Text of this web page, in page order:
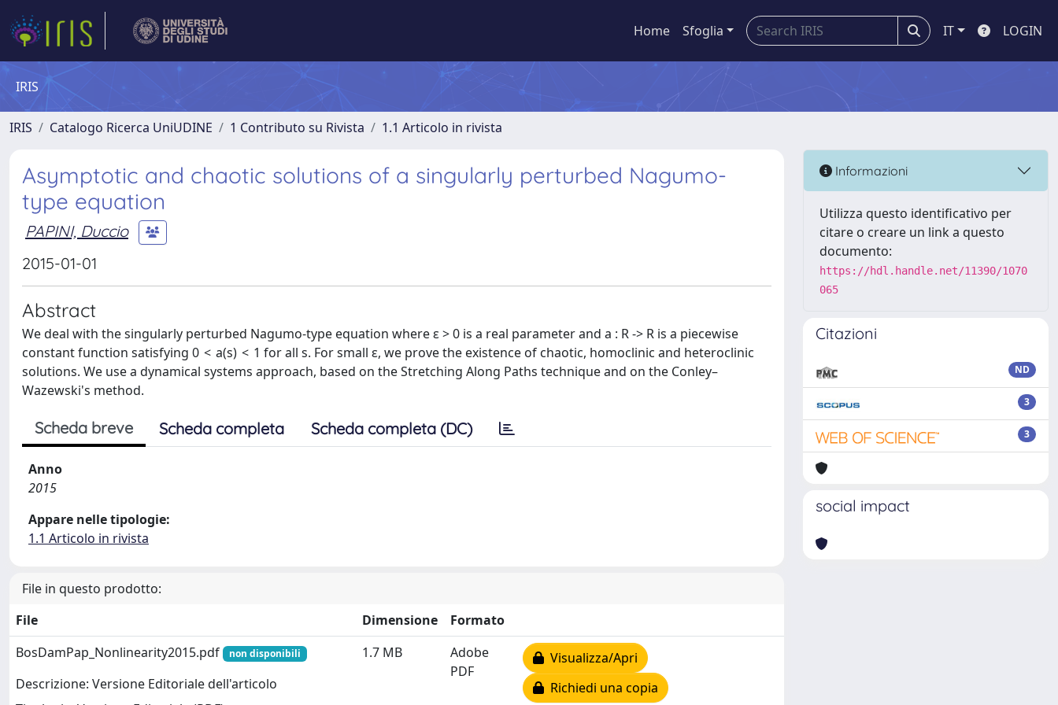
Home Sfoglia IT LOGIN
IRIS
IRIS Catalogo Ricerca UniUDINE 1 Contributo su Rivista 1.1 Articolo in rivista
Asymptotic and chaotic solutions of a singularly perturbed Nagumo-
type equation
PAPINI, Duccio
2015-01-01
Abstract
We deal with the singularly perturbed Nagumo-type equation where ε > 0 is a real parameter and a : R -> R is a piecewise
constant function satisfying 0 < a(s) < 1 for all s. For small ε, we prove the existence of chaotic, homoclinic and heteroclinic
solutions. We use a dynamical systems approach, based on the Stretching Along Paths technique and on the Conley–
Wazewski's method.
Scheda breve Scheda completa Scheda completa (DC)
Anno
2015
Appare nelle tipologie:
1.1 Articolo in rivista
File in questo prodotto:
File
Dimensione
Formato
BosDamPap_Nonlinearity2015.pdf
non disponibili
Descrizione: Versione Editoriale dell'articolo
1.7 MB
Adobe
PDF
Visualizza/Apri
Richiedi una copia
Informazioni
Utilizza questo identificativo per
citare o creare un link a questo
documento:
https://hdl.handle.net/11390/1070
065
Citazioni
ND
3
3
social impact